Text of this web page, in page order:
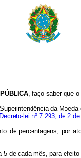
, faço saber que o
da
lei nº 7.293, de 2
de percentagens, por
5 de cada mês, para